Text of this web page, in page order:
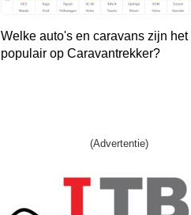
Welke auto's en caravans zijn het
populair op Caravantrekker?
(Advertentie)